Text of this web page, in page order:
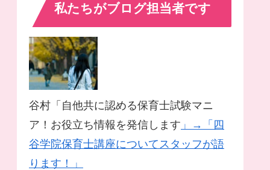
私たちがブログ担当者です
谷村「自他共に認める保育士試験マニ
ア！お役立ち情報を発信します 」→「四
谷学院保育士講座についてスタッフが語
ります！」